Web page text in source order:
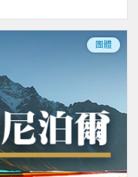
團體